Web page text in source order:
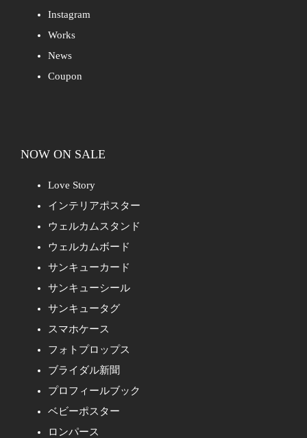
Instagram
Works
News
Coupon
NOW ON SALE
Love Story
インテリアポスター
ウェルカムスタンド
ウェルカムボード
サンキューカード
サンキューシール
サンキュータグ
スマホケース
フォトプロップス
ブライダル新聞
プロフィールブック
ベビーポスター
ロンパース